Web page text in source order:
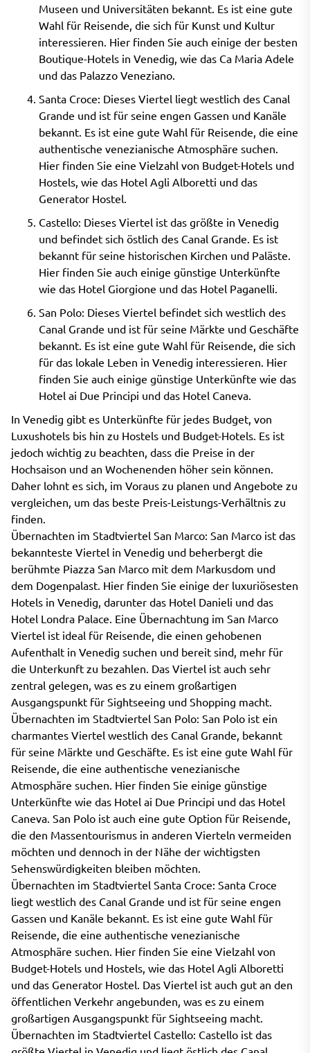
Museen und Universitäten bekannt. Es ist eine gute
Wahl für Reisende, die sich für Kunst und Kultur
interessieren. Hier finden Sie auch einige der besten
Boutique-Hotels in Venedig, wie das Ca Maria Adele
und das Palazzo Veneziano.
Santa Croce: Dieses Viertel liegt westlich des Canal
Grande und ist für seine engen Gassen und Kanäle
bekannt. Es ist eine gute Wahl für Reisende, die eine
authentische venezianische Atmosphäre suchen.
Hier finden Sie eine Vielzahl von Budget-Hotels und
Hostels, wie das Hotel Agli Alboretti und das
Generator Hostel.
Castello: Dieses Viertel ist das größte in Venedig
und befindet sich östlich des Canal Grande. Es ist
bekannt für seine historischen Kirchen und Paläste.
Hier finden Sie auch einige günstige Unterkünfte
wie das Hotel Giorgione und das Hotel Paganelli.
San Polo: Dieses Viertel befindet sich westlich des
Canal Grande und ist für seine Märkte und Geschäfte
bekannt. Es ist eine gute Wahl für Reisende, die sich
für das lokale Leben in Venedig interessieren. Hier
finden Sie auch einige günstige Unterkünfte wie das
Hotel ai Due Principi und das Hotel Caneva.
In Venedig gibt es Unterkünfte für jedes Budget, von
Luxushotels bis hin zu Hostels und Budget-Hotels. Es ist
jedoch wichtig zu beachten, dass die Preise in der
Hochsaison und an Wochenenden höher sein können.
Daher lohnt es sich, im Voraus zu planen und Angebote zu
vergleichen, um das beste Preis-Leistungs-Verhältnis zu
finden.
Übernachten im Stadtviertel San Marco: San Marco ist das
bekannteste Viertel in Venedig und beherbergt die
berühmte Piazza San Marco mit dem Markusdom und
dem Dogenpalast. Hier finden Sie einige der luxuriösesten
Hotels in Venedig, darunter das Hotel Danieli und das
Hotel Londra Palace. Eine Übernachtung im San Marco
Viertel ist ideal für Reisende, die einen gehobenen
Aufenthalt in Venedig suchen und bereit sind, mehr für
die Unterkunft zu bezahlen. Das Viertel ist auch sehr
zentral gelegen, was es zu einem großartigen
Ausgangspunkt für Sightseeing und Shopping macht.
Übernachten im Stadtviertel San Polo: San Polo ist ein
charmantes Viertel westlich des Canal Grande, bekannt
für seine Märkte und Geschäfte. Es ist eine gute Wahl für
Reisende, die eine authentische venezianische
Atmosphäre suchen. Hier finden Sie einige günstige
Unterkünfte wie das Hotel ai Due Principi und das Hotel
Caneva. San Polo ist auch eine gute Option für Reisende,
die den Massentourismus in anderen Vierteln vermeiden
möchten und dennoch in der Nähe der wichtigsten
Sehenswürdigkeiten bleiben möchten.
Übernachten im Stadtviertel Santa Croce: Santa Croce
liegt westlich des Canal Grande und ist für seine engen
Gassen und Kanäle bekannt. Es ist eine gute Wahl für
Reisende, die eine authentische venezianische
Atmosphäre suchen. Hier finden Sie eine Vielzahl von
Budget-Hotels und Hostels, wie das Hotel Agli Alboretti
und das Generator Hostel. Das Viertel ist auch gut an den
öffentlichen Verkehr angebunden, was es zu einem
großartigen Ausgangspunkt für Sightseeing macht.
Übernachten im Stadtviertel Castello: Castello ist das